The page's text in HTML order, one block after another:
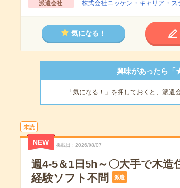
派遣会社 株式会社ニッケン・キャリア・ス
気になる！
興味があったら「
「気になる！」を押しておくと、派遣
未読
NEW 掲載日 2026/08/07
週4-5＆1日5h～〇大手で木
経験ソフト不問
派遣